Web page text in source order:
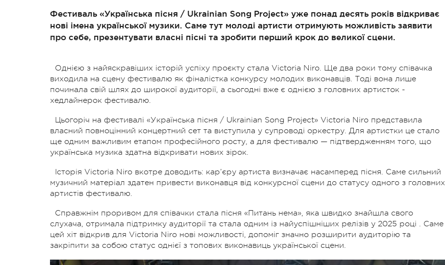
Фестиваль «Українська пісня / Ukrainian Song Project» уже понад десять років відкриває
нові імена української музики. Саме тут молоді артисти отримують можливість заявити
про себе, презентувати власні пісні та зробити перший крок до великої сцени.
Однією з найяскравіших історій успіху проєкту стала Victoria Niro. Ще два роки тому співачка
виходила на сцену фестивалю як фіналістка конкурсу молодих виконавців. Тоді вона лише
починала свій шлях до широкої аудиторії, а сьогодні вже є однією з головних артисток -
хедлайнерок фестивалю.
Цьогоріч на фестивалі «Українська пісня / Ukrainian Song Project» Victoria Niro представила
власний повноцінний концертний сет та виступила у супроводі оркестру. Для артистки це стало
ще одним важливим етапом професійного росту, а для фестивалю — підтвердженням того, що
українська музика здатна відкривати нових зірок.
Історія Victoria Niro вкотре доводить: кар’єру артиста визначає насамперед пісня. Саме сильний
музичний матеріал здатен привести виконавця від конкурсної сцени до статусу одного з головних
артистів фестивалю.
Справжнім проривом для співачки стала пісня «Питань нема», яка швидко знайшла свого
слухача, отримала підтримку аудиторії та стала одним із найуспішніших релізів у 2025 році . Саме
цей хіт відкрив для Victoria Niro нові можливості, допоміг значно розширити аудиторію та
закріпити за собою статус однієї з топових виконавиць української сцени.